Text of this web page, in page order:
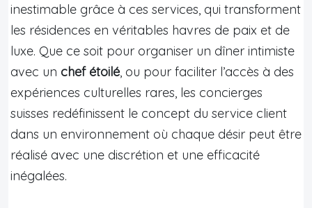
inestimable grâce à ces services, qui transforment
les résidences en véritables havres de paix et de
luxe. Que ce soit pour organiser un dîner intimiste
avec un chef étoilé, ou pour faciliter l’accès à des
expériences culturelles rares, les concierges
suisses redéfinissent le concept du service client
dans un environnement où chaque désir peut être
réalisé avec une discrétion et une efficacité
inégalées.